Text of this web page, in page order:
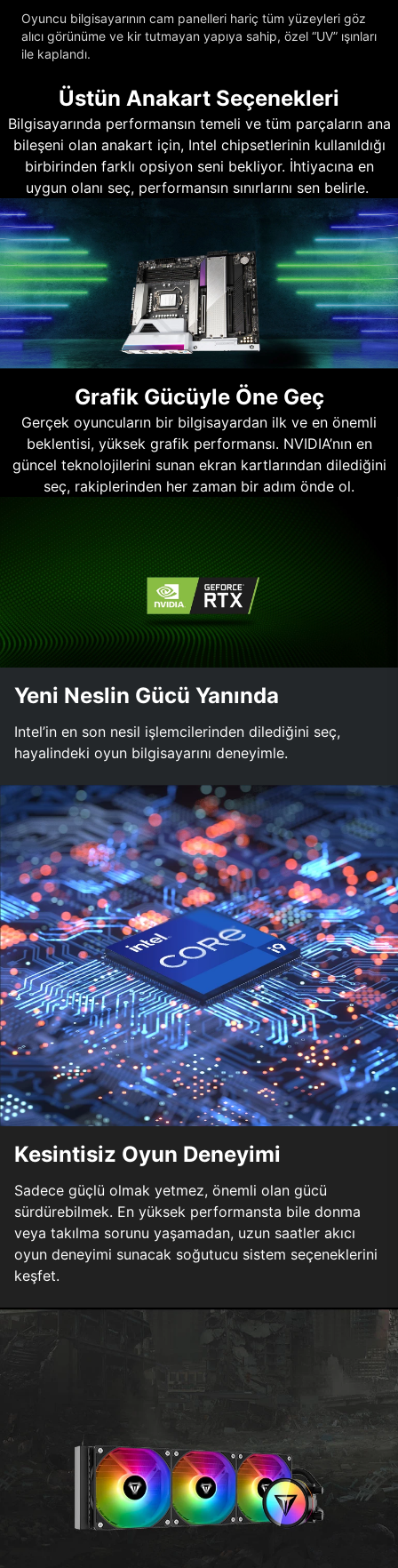
Oyuncu bilgisayarının cam panelleri hariç tüm yüzeyleri göz
alıcı görünüme ve kir tutmayan yapıya sahip, özel “UV” ışınları
ile kaplandı.
Üstün Anakart Seçenekleri
Bilgisayarında performansın temeli ve tüm parçaların ana
bileşeni olan anakart için, Intel chipsetlerinin kullanıldığı
birbirinden farklı opsiyon seni bekliyor. İhtiyacına en
uygun olanı seç, performansın sınırlarını sen belirle.
Grafik Gücüyle Öne Geç
Gerçek oyuncuların bir bilgisayardan ilk ve en önemli
beklentisi, yüksek grafik performansı. NVIDIA’nın en
güncel teknolojilerini sunan ekran kartlarından dilediğini
seç, rakiplerinden her zaman bir adım önde ol.
Yeni Neslin Gücü Yanında
Intel’in en son nesil işlemcilerinden dilediğini seç,
hayalindeki oyun bilgisayarını deneyimle.
Kesintisiz Oyun Deneyimi
Sadece güçlü olmak yetmez, önemli olan gücü
sürdürebilmek. En yüksek performansta bile donma
veya takılma sorunu yaşamadan, uzun saatler akıcı
oyun deneyimi sunacak soğutucu sistem seçeneklerini
keşfet.